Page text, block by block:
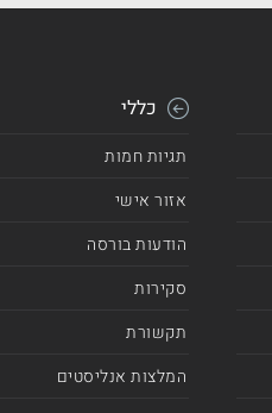
כללי
תגיות חמות
אזור אישי
הודעות בורסה
סקירות
תקשורת
המלצות אנליסטים